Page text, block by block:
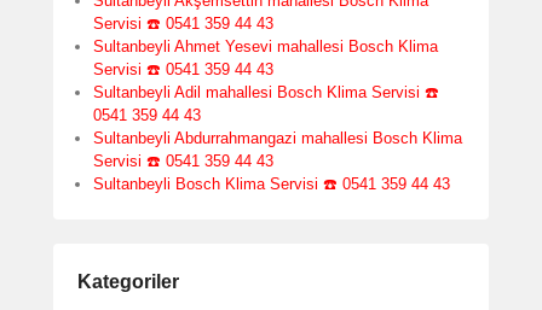
Servisi ☎️ 0541 359 44 43
Sultanbeyli Ahmet Yesevi mahallesi Bosch Klima
Servisi ☎️ 0541 359 44 43
Sultanbeyli Adil mahallesi Bosch Klima Servisi ☎️
0541 359 44 43
Sultanbeyli Abdurrahmangazi mahallesi Bosch Klima
Servisi ☎️ 0541 359 44 43
Sultanbeyli Bosch Klima Servisi ☎️ 0541 359 44 43
Kategoriler